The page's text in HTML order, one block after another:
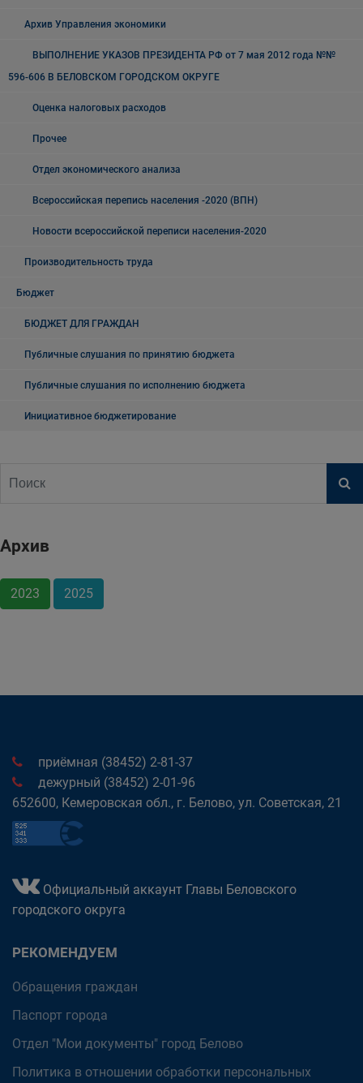
Архив Управления экономики
ВЫПОЛНЕНИЕ УКАЗОВ ПРЕЗИДЕНТА РФ от 7 мая 2012 года №№
596-606 В БЕЛОВСКОМ ГОРОДСКОМ ОКРУГЕ
Оценка налоговых расходов
Прочее
Отдел экономического анализа
Всероссийская перепись населения -2020 (ВПН)
Новости всероссийской переписи населения-2020
Производительность труда
Бюджет
БЮДЖЕТ ДЛЯ ГРАЖДАН
Публичные слушания по принятию бюджета
Публичные слушания по исполнению бюджета
Инициативное бюджетирование
Архив
2023 2025
приёмная (38452) 2-81-37
дежурный (38452) 2-01-96
652600, Кемеровская обл., г. Белово, ул. Советская, 21
Официальный аккаунт Главы Беловского
городского округа
РЕКОМЕНДУЕМ
Обращения граждан
Паспорт города
Отдел "Мои документы" город Белово
Политика в отношении обработки персональных